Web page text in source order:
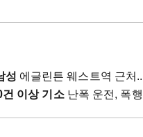
성 에글린튼 웨스트역 근처
이상 기소난폭 운전, 폭